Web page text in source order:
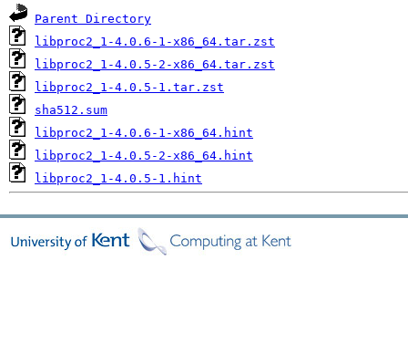
Parent Directory
libproc2_1-4.0.6-1-x86_64.tar.zst
libproc2_1-4.0.5-2-x86_64.tar.zst
libproc2_1-4.0.5-1.tar.zst
sha512.sum
libproc2_1-4.0.6-1-x86_64.hint
libproc2_1-4.0.5-2-x86_64.hint
libproc2_1-4.0.5-1.hint